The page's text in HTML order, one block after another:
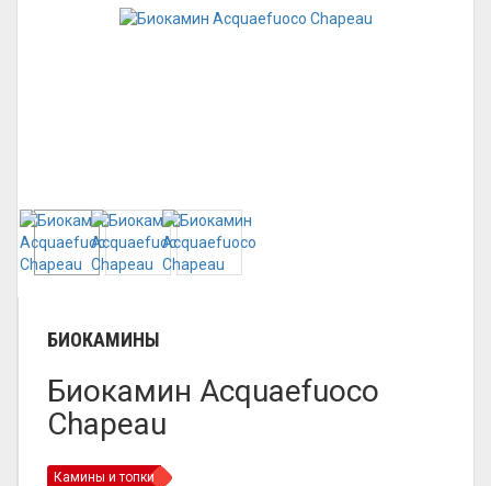
БИОКАМИНЫ
Биокамин Acquaefuoco
Сhapeau
Камины и топки